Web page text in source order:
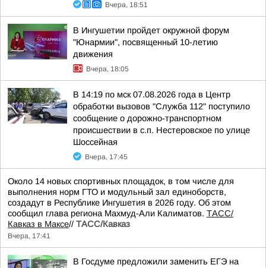
Вчера, 18:51
В Ингушетии пройдет окружной форум
"Юнармии", посвященный 10-летию
движения
Вчера, 18:05
В 14:19 по мск 07.08.2026 года в Центр
обработки вызовов "Служба 112" поступило
сообщение о дорожно-транспортном
происшествии в с.п. Нестеровское по улице
Шоссейная
Вчера, 17:45
Около 14 новых спортивных площадок, в том числе для
выполнения норм ГТО и модульный зал единоборств,
создадут в Республике Ингушетия в 2026 году. Об этом
сообщил глава региона Махмуд-Али Калиматов. ТАСС/
Кавказ в Максе// ТАСС/Кавказ
Вчера, 17:41
В Госдуме предложили заменить ЕГЭ на